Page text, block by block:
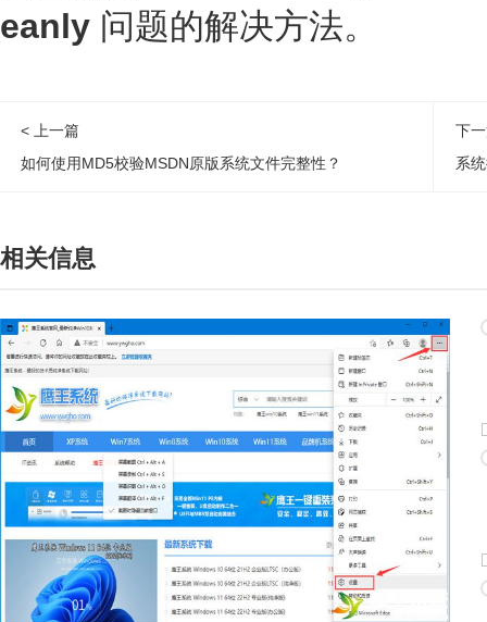
eanly 问题的解决方法。
< 上一篇
如何使用MD5校验MSDN原版系统文件完整性？
下
系
相关信息